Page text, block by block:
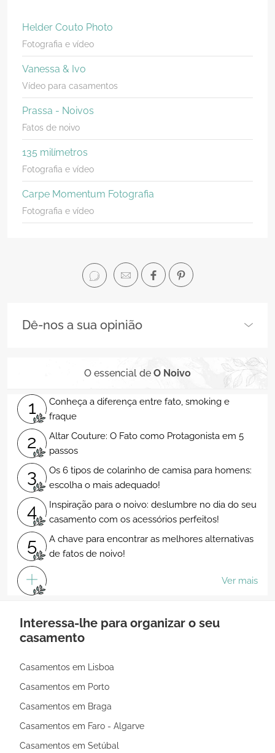
Helder Couto Photo
Fotografia e vídeo
Vanessa & Ivo
Vídeo para casamentos
Prassa - Noivos
Fatos de noivo
135 milímetros
Fotografia e vídeo
Carpe Momentum Fotografia
Fotografia e vídeo
Dê-nos a sua opinião
O essencial de O Noivo
1
Conheça a diferença entre fato, smoking e
fraque
2
Altar Couture: O Fato como Protagonista em 5
passos
3
Os 6 tipos de colarinho de camisa para homens:
escolha o mais adequado!
4
Inspiração para o noivo: deslumbre no dia do seu
casamento com os acessórios perfeitos!
5
A chave para encontrar as melhores alternativas
de fatos de noivo!
Ver mais
Interessa-lhe para organizar o seu
casamento
Casamentos em Lisboa
Casamentos em Porto
Casamentos em Braga
Casamentos em Faro - Algarve
Casamentos em Setúbal